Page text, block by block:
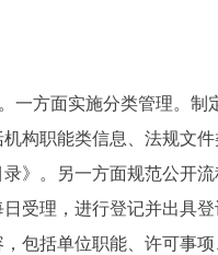
方面实施分类管理。制
构职能类信息、法规文
》。另一方面规范公开
受理，进行登记并出具
包括单位职能、许可事